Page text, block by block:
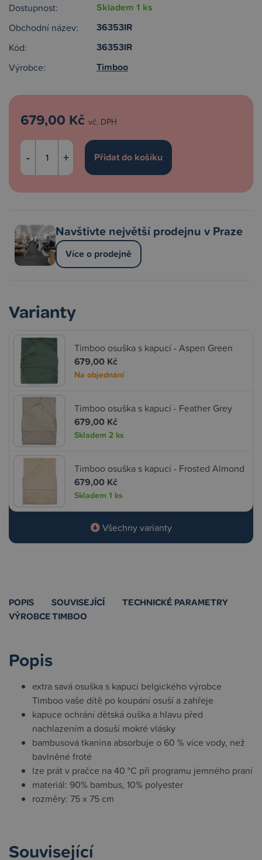
Dostupnost: Skladem 1 ks
Obchodní název: 36353IR
Kód: 36353IR
Výrobce: Timboo
679,00 Kč vč. DPH
- +
Navštivte největší prodejnu v Praze
Více o prodejně
Varianty
Timboo osuška s kapucí - Aspen Green
679,00 Kč
Na objednání
Timboo osuška s kapucí - Feather Grey
679,00 Kč
Skladem 2 ks
Timboo osuška s kapucí - Frosted Almond
679,00 Kč
Skladem 1 ks
Všechny varianty
POPIS SOUVISEJÍCÍ
TECHNICKÉ PARAMETRY
VÝROBCE TIMBOO
Popis
extra savá osuška s kapucí belgického výrobce
Timboo vaše dítě po koupání osuší a zahřeje
kapuce ochrání dětská ouška a hlavu před
nachlazením a dosuší mokré vlásky
bambusová tkanina absorbuje o 60 % více vody, než
bavlněné froté
lze prát v pračce na 40 °C při programu jemného praní
materiál: 90% bambus, 10% polyester
rozměry: 75 x 75 cm
Související